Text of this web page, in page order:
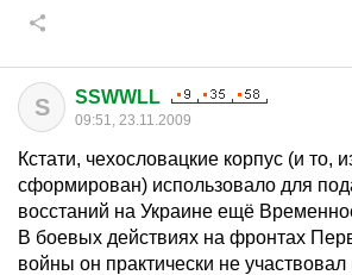
S SSWWLL
09:51, 23.11.2009
Кстати, чехословацкие корпус (и то,
сформирован) использовало для
восстаний на Украине ещё
В боевых действиях на фронтах
войны он практически не